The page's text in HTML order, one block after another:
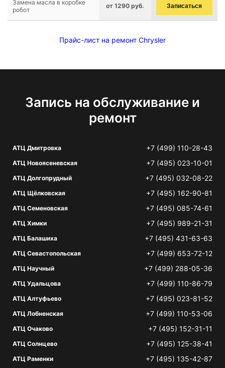
Замена масла в коробке
робот
от 1290 руб. Записаться
Прайс-лист на ремонт Chrysler
Запись на обслуживание и
ремонт
АТЦ Дмитровка +7 (499) 110-28-43
АТЦ Новоясеневская +7 (495) 023-10-01
АТЦ Долгопрудный +7 (495) 032-08-22
АТЦ Щёлковская +7 (495) 162-90-81
АТЦ Семеновская +7 (495) 085-74-61
АТЦ Химки +7 (495) 989-21-31
АТЦ Балашиха +7 (495) 431-63-63
АТЦ Севастопольская +7 (499) 653-72-12
АТЦ Научный +7 (499) 288-05-36
АТЦ Удальцова +7 (499) 110-86-79
АТЦ Алтуфьево +7 (495) 023-81-52
АТЦ Лобненская +7 (499) 110-53-06
АТЦ Очаково +7 (495) 152-31-11
АТЦ Солнцево +7 (495) 125-38-41
АТЦ Раменки +7 (495) 135-42-87